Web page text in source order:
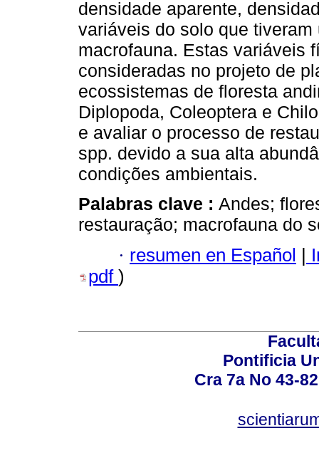
densidade aparente,
variáveis do solo que
macrofauna. Estas variáveis
consideradas no projeto de
ecossistemas de floresta
Diplopoda, Coleoptera e
e avaliar o processo de
spp. devido a sua alta
condições ambientais.
Palabras clave : Andes;
restauração; macrofauna do
· resumen en Español |
pdf )
Pontificia
Cra 7a No 43-